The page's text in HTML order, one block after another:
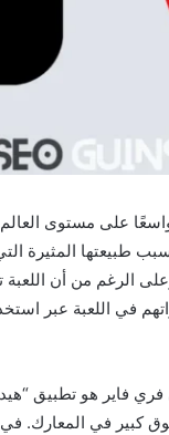
على مستوى
طبيعتها المثيرة
الرغم من أن اللعبة
في اللعبة عبر
كبير في المعارك.